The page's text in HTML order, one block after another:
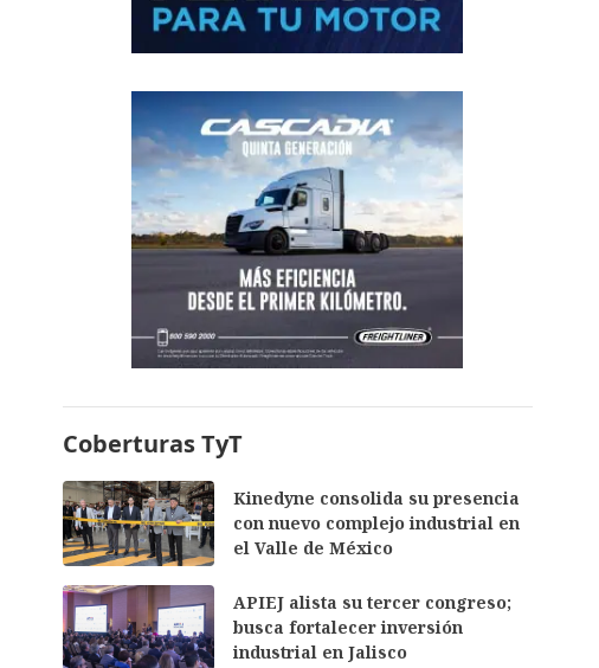
Coberturas TyT
Kinedyne consolida su presencia
con nuevo complejo industrial en
el Valle de México
APIEJ alista su tercer congreso;
busca fortalecer inversión
industrial en Jalisco